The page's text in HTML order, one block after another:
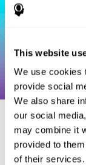
This website
We use cookies
provide social
We also share
our social
may combine it
provided to
of their services.